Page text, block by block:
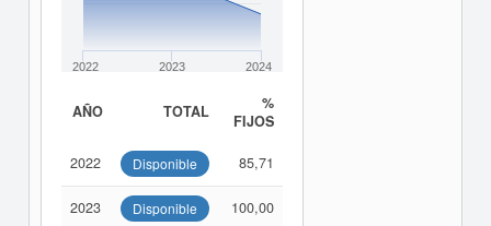
2022 2023 2024
AÑO TOTAL
%
FIJOS
2022 Disponible 85,71
2023 Disponible 100,00